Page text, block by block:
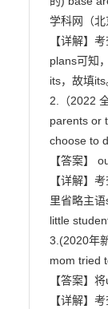
学科网（
【详解】
plans可知
its，故填its
2.（2022
parents or
choose to
【答案】
【详解】
里省略主
little
3.(2020年
mom tried
【答案】
【详解】